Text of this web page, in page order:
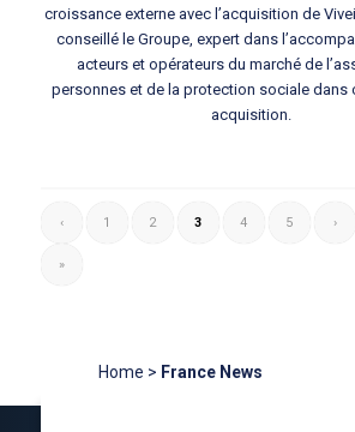
croissance externe avec l’acquisition de
conseillé le Groupe, expert dans
acteurs et opérateurs du marché de
personnes et de la protection sociale dans
acquisition.
‹ 1 2 3 4 5 ›
»
Home > France News